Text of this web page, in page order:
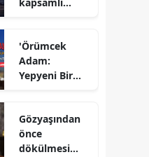
onayladı
'Örümcek
Adam:
Yepyeni Bir
şimdi
McDonald’s
Türkiye’de
Gözyaşından
önce
dökülmesi